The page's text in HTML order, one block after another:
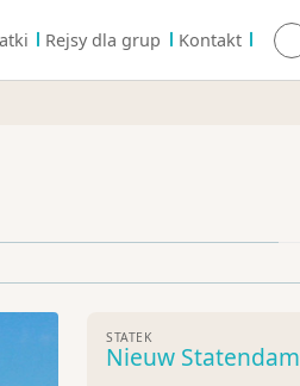
Rejsy dla grup Kontakt
STATEK
Nieuw Statendam